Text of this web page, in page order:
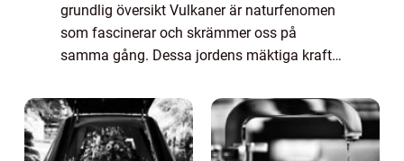
grundlig översikt Vulkaner är naturfenomen
som fascinerar och skrämmer oss på
samma gång. Dessa jordens mäktiga krafter
viktig roll i planetens geologiska historia. I
denn...